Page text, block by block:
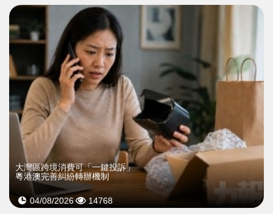
大灣區跨境消費可「一鍵投訴」
粵港澳完善糾紛轉辦機制
04/08/2026 14768